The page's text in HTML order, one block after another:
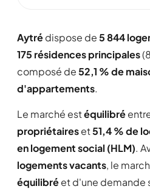
Aytrédispose de5 844
175 résidences principales
composé de52,1 % de
d'appartements.
Le marché estéquilibré
propriétaireset51,4 % de
en logement social (HLM).
logements vacants, le
équilibréet d'une demande